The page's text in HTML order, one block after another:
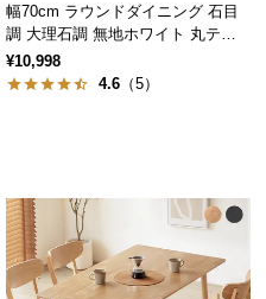
幅70cm ラウンドダイニング 石目
調 大理石調 無地ホワイト 丸テー
ブル 2人掛け
¥10,998
4.6 （5）